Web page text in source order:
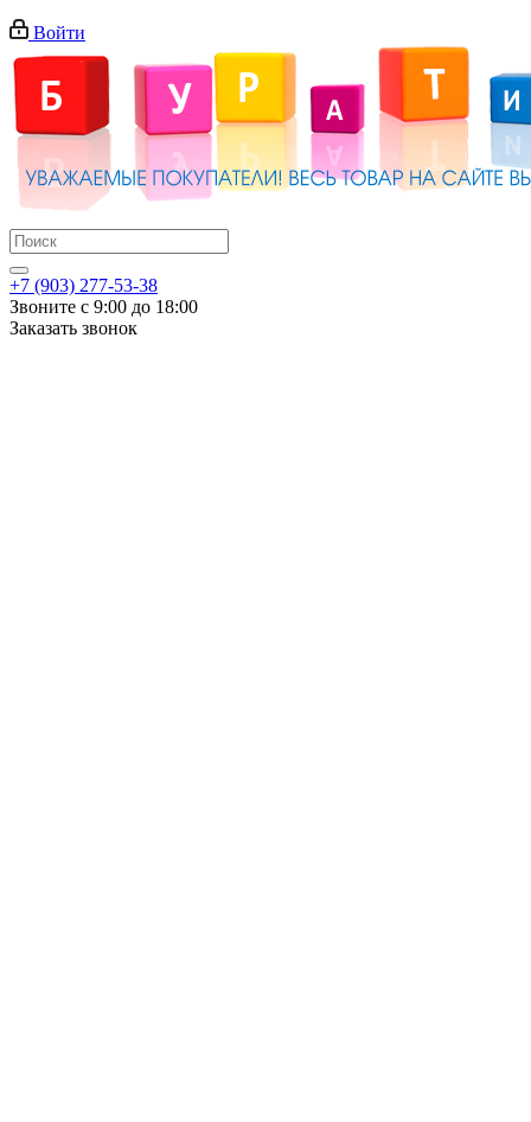
Войти
+7 (903) 277-53-38
Звоните с 9:00 до 18:00
Заказать звонок